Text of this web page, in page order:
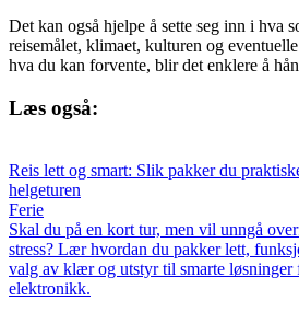
Det kan også hjelpe å sette seg inn i hva
reisemålet, klimaet, kulturen og
hva du kan forvente, blir det enklere å
Læs også:
Reis lett og smart: Slik pakker du
helgeturen
Ferie
Skal du på en kort tur, men vil unngå
stress? Lær hvordan du pakker lett,
valg av klær og utstyr til smarte løsninger
elektronikk.